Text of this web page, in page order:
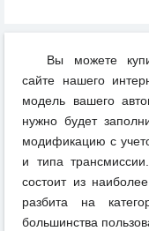
Вы можете
сайте нашего
модель вашего
нужно будет
модификацию с
и типа
состоит из
разбита на
большинства